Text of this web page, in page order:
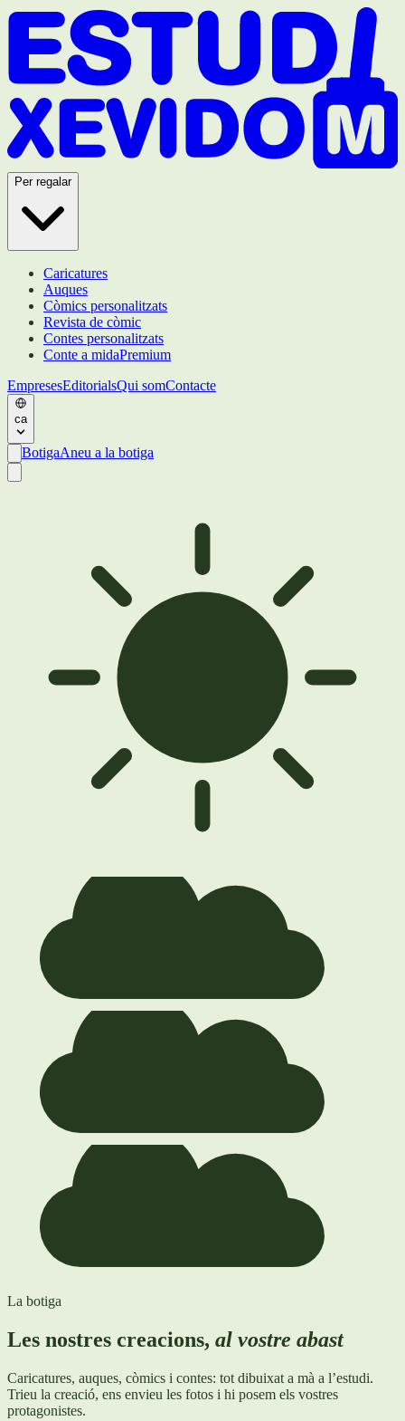
Per regalar
Caricatures
Auques
Còmics personalitzats
Revista de còmic
Contes personalitzats
Conte a midaPremium
EmpresesEditorialsQui somContacte
ca
BotigaAneu a la botiga
La botiga
Les nostres creacions, al vostre abast
Caricatures, auques, còmics i contes: tot dibuixat a mà a l’estudi.
Trieu la creació, ens envieu les fotos i hi posem els vostres
protagonistes.